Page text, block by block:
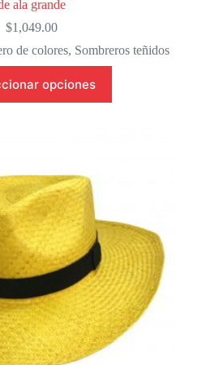
ala grande
$1,049.00
de colores, Sombreros teñidos
opciones
producto
tiene
se
pueden
elegir
en
la
página
de
producto